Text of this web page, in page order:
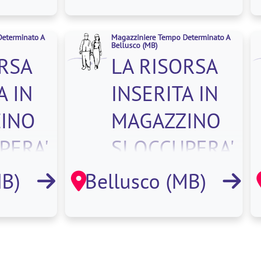
MOVIMENTAZIO
A
IN
Magazziniere Tempo Determinato A
Bellusco (MB)
LA RISORSA
INSERITA IN
MAGAZZINO
SI OCCUPERA'
DI:. CODIFICA
Bellusco (MB)